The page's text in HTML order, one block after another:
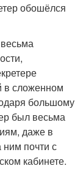
обошёлся
в сложенном
большому
был весьма
даже в
ним почти с
кабинете.